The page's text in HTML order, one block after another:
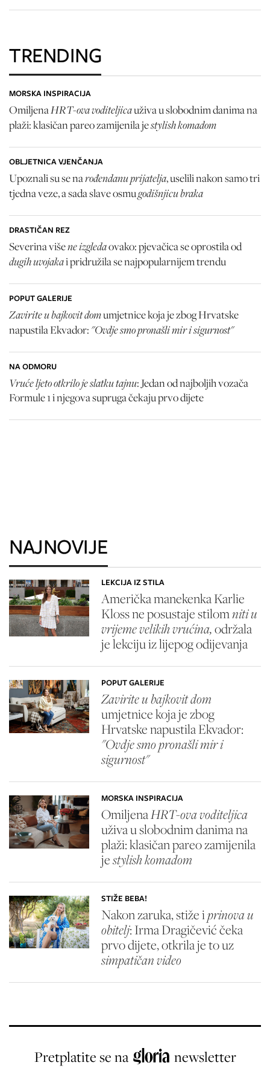
TRENDING
MORSKA INSPIRACIJA
OmiljenaHRT-ova voditeljicauživa u slobodnim danima na
plaži: klasičan pareo zamijenila jestylish komadom
OBLJETNICA VJENČANJA
Upoznali su se narođendanu prijatelja, uselili nakon samo tri
tjedna veze, a sada slave osmugodišnjicu braka
DRASTIČAN REZ
Severina višene izgledaovako: pjevačica se oprostila od
dugih uvojakai pridružila se najpopularnijem trendu
POPUT GALERIJE
Zavirite u bajkovit domumjetnice koja je zbog Hrvatske
napustila Ekvador: "Ovdje smo pronašli mir i sigurnost"
NA ODMORU
Vruće ljeto otkrilo je slatku tajnu: Jedan od najboljih vozača
Formule 1 i njegova supruga čekaju prvo dijete
NAJNOVIJE
LEKCIJA IZ STILA
Američka manekenka Karlie
Kloss ne posustaje stilomniti u
vrijeme velikih vrućina,održala
je lekciju iz lijepog odijevanja
POPUT GALERIJE
Zavirite u bajkovit dom
umjetnice koja je zbog
Hrvatske napustila Ekvador:
"Ovdje smo pronašli mir i
sigurnost"
MORSKA INSPIRACIJA
OmiljenaHRT-ova voditeljica
uživa u slobodnim danima na
plaži: klasičan pareo zamijenila
jestylish komadom
STIŽE BEBA!
Nakon zaruka, stiže iprinova u
obitelj: Irma Dragičević čeka
prvo dijete, otkrila je to uz
simpatičan video
Pretplatite se na newsletter